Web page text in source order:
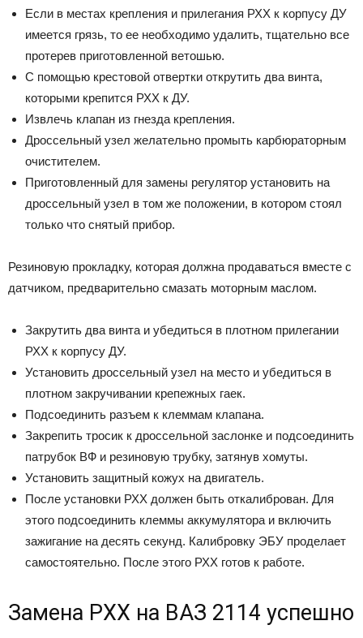
Если в местах крепления и прилегания РХХ к корпусу ДУ
имеется грязь, то ее необходимо удалить, тщательно все
протерев приготовленной ветошью.
С помощью крестовой отвертки открутить два винта,
которыми крепится РХХ к ДУ.
Извлечь клапан из гнезда крепления.
Дроссельный узел желательно промыть карбюраторным
очистителем.
Приготовленный для замены регулятор установить на
дроссельный узел в том же положении, в котором стоял
только что снятый прибор.
Резиновую прокладку, которая должна продаваться вместе с
датчиком, предварительно смазать моторным маслом.
Закрутить два винта и убедиться в плотном прилегании
РХХ к корпусу ДУ.
Установить дроссельный узел на место и убедиться в
плотном закручивании крепежных гаек.
Подсоединить разъем к клеммам клапана.
Закрепить тросик к дроссельной заслонке и подсоединить
патрубок ВФ и резиновую трубку, затянув хомуты.
Установить защитный кожух на двигатель.
После установки РХХ должен быть откалиброван. Для
этого подсоединить клеммы аккумулятора и включить
зажигание на десять секунд. Калибровку ЭБУ проделает
самостоятельно. После этого РХХ готов к работе.
Замена РХХ на ВАЗ 2114 успешно